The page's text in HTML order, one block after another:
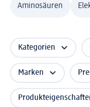
Aminosäuren
Kategorien
Marken